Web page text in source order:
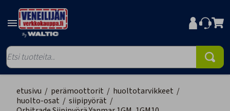
etusivu / perämoottorit / huoltotarvikkeet /
huolto-osat / siipipyörät /